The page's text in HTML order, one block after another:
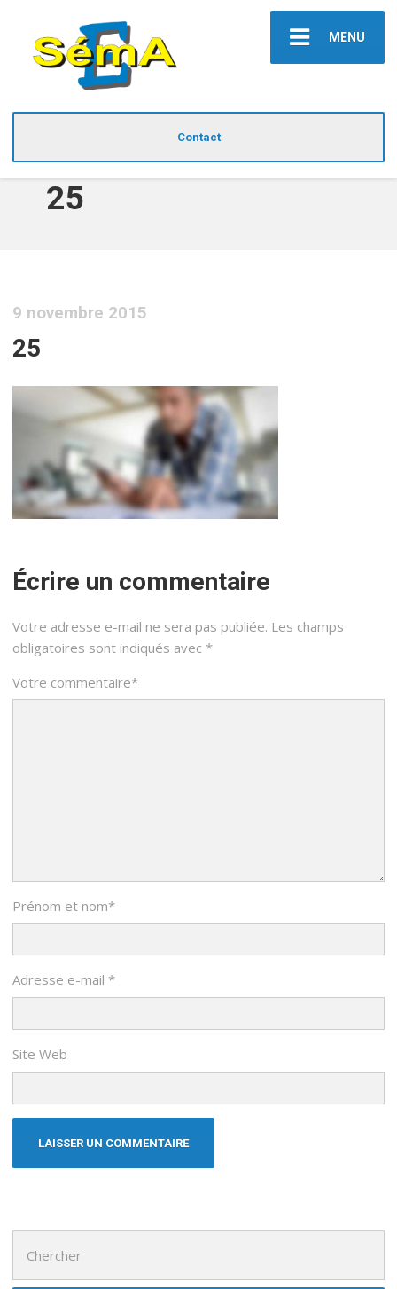
MENU
Contact
25
9 novembre 2015
25
Écrire un commentaire
Votre adresse e-mail ne sera pas publiée. Les champs
obligatoires sont indiqués avec *
Votre commentaire*
Prénom et nom*
Adresse e-mail *
Site Web